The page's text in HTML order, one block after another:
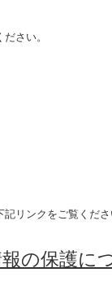
さい。
記リンクをご覧くだ
の保護に